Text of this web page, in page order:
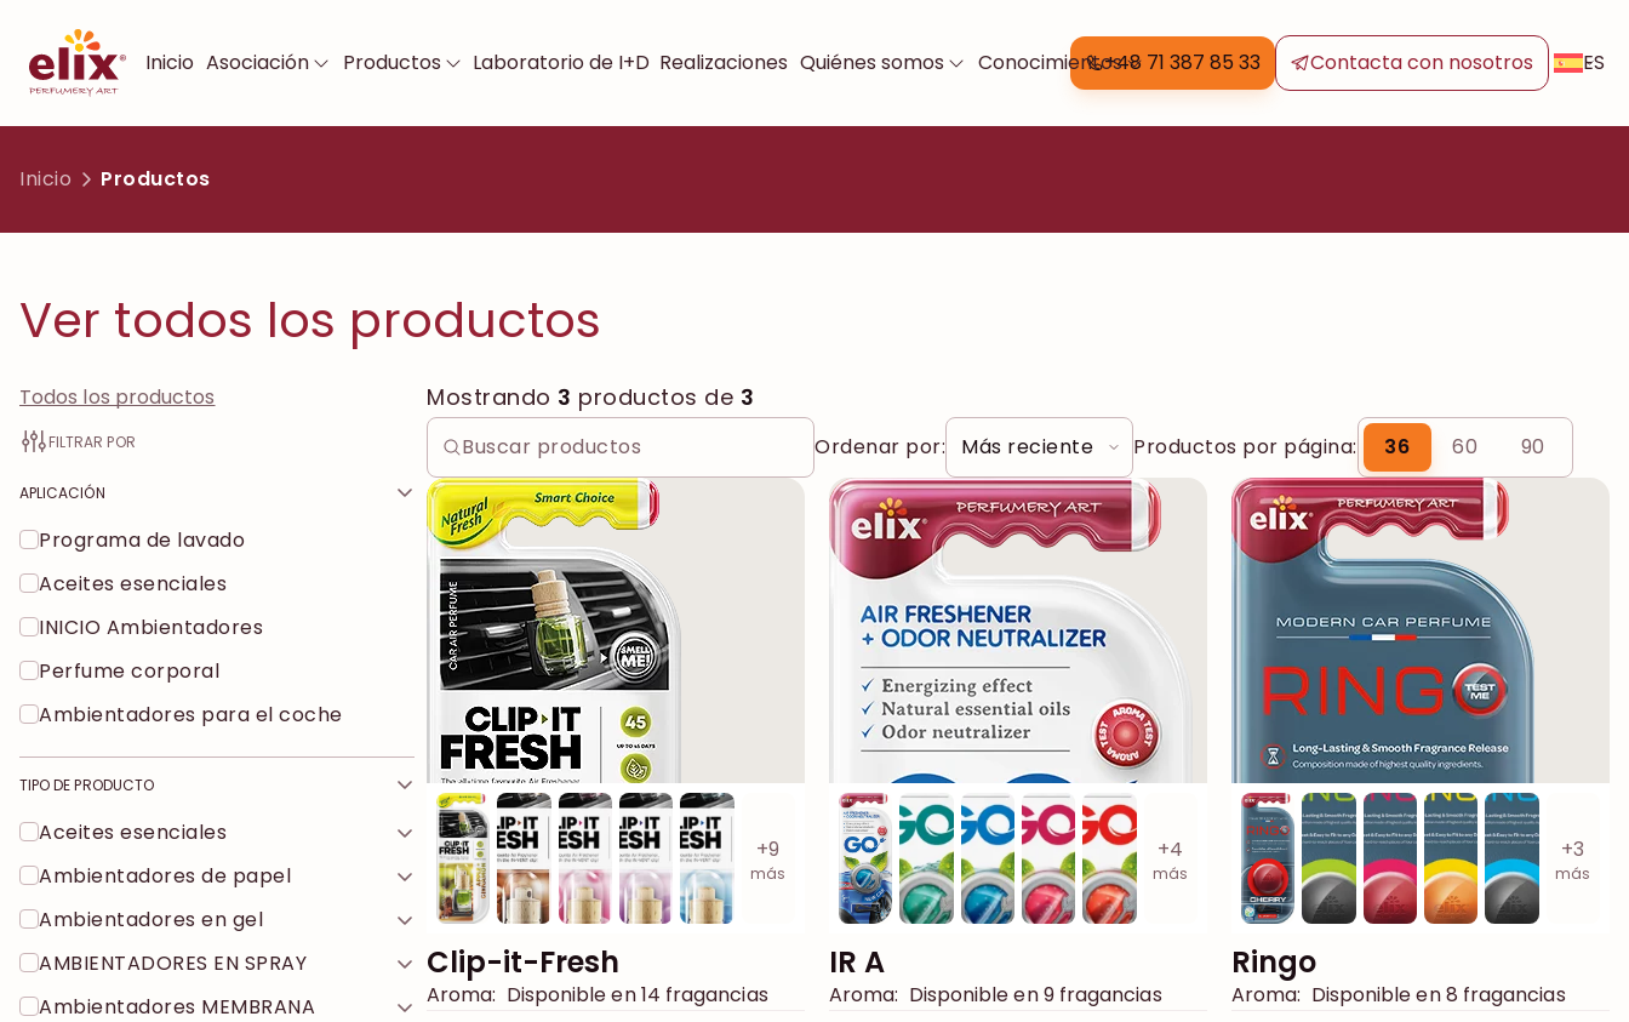
Inicio Asociación Productos Laboratorio de I+D Realizaciones Quiénes somos Conocimientos+48 71 387 85 33 Contacta con nosotros ES
Inicio Productos
Ver todos los productos
Todos los productos
FILTRAR POR
APLICACIÓN
Programa de lavado
Aceites esenciales
INICIO Ambientadores
Perfume corporal
Ambientadores para el coche
TIPO DE PRODUCTO
Aceites esenciales
Ambientadores de papel
Ambientadores en gel
AMBIENTADORES EN SPRAY
Ambientadores MEMBRANA
Ordenar por: Productos por página: 36 60 90
Mostrando 3 productos de 3
+9
más
Clip-it-Fresh
Aroma: Disponible en 14 fragancias
+4
más
IR A
Aroma: Disponible en 9 fragancias
+3
más
Ringo
Aroma: Disponible en 8 fragancias